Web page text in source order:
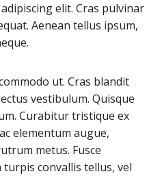
elit. Cras pulvinar
Aenean tellus ipsum,
ut. Cras blandit
vestibulum. Quisque
Curabitur tristique ex
elementum augue,
metus. Fusce
turpis convallis tellus, vel